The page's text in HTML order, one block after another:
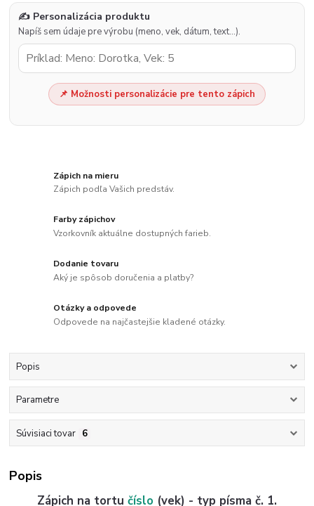
✍️ Personalizácia produktu
Napíš sem údaje pre výrobu (meno, vek, dátum, text…).
📌 Možnosti personalizácie pre tento zápich
Zápich na mieru
Zápich podľa Vašich predstáv.
Farby zápichov
Vzorkovník aktuálne dostupných farieb.
Dodanie tovaru
Aký je spôsob doručenia a platby?
Otázky a odpovede
Odpovede na najčastejšie kladené otázky.
Popis
Parametre
Súvisiaci tovar 6
Popis
Zápich na tortu číslo (vek) - typ písma č. 1.